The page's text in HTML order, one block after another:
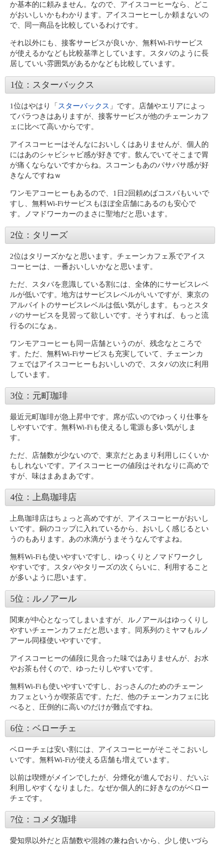
か基本的に頼みません。なので、アイスコーヒーなら、どこ
がおいしいかもわかります。アイスコーヒーしか頼まないの
で、同一商品を比較しているわけです。
それ以外にも、接客サービスが良いか、無料Wi-Fiサービス
が使えるかなども比較基準としています。スタバのように長
居していい雰囲気があるかなども比較しています。
1位：スターバックス
1位はやはり「 スターバックス 」です。店舗やエリアによっ
てバラつきはありますが、接客サービスが他のチェーンカフ
ェに比べて高いからです。
アイスコーヒーはそんなにおいしくはありませんが、個人的
にはあのシャビシャビ感が好きです。飲んでいてそこまで胃
が痛くならないですからね。スコーンもあのパサパサ感が好
きなんですねｗ
ワンモアコーヒーもあるので、1日2回頼めばコスパもいいで
すし、無料Wi-Fiサービスもほぼ全店舗にあるのも安心で
す。ノマドワーカーのまさに聖地だと思います。
2位：タリーズ
2位はタリーズかなと思います。チェーンカフェ系でアイス
コーヒーは、一番おいしいかなと思います。
ただ、スタバを意識している割には、全体的にサービスレベ
ルが低いです。地方はサービスレベルがいいですが、東京の
アルバイトのサービスレベルは低い気がします。もっとスタ
バのサービスを見習って欲しいです。そうすれば、もっと流
行るのになぁ。
ワンモアコーヒーも同一店舗というのが、残念なところで
す。ただ、無料Wi-Fiサービスも充実していて、チェーンカ
フェではアイスコーヒーもおいしいので、スタバの次に利用
しています。
3位：元町珈琲
最近元町珈琲が急上昇中です。席が広いのでゆっくり仕事を
しやすいです。無料Wi-Fiも使えるし電源も多い気がしま
す。
ただ、店舗数が少ないので、東京だとあまり利用しにくいか
もしれないです。アイスコーヒーの値段はそれなりに高めで
すが、味はまあまあです。
4位：上島珈琲店
上島珈琲店はちょっと高めですが、アイスコーヒーがおいし
いです。銅のコップに入れているから、おいしく感じるとい
うのもあります。あの水滴がうまそうなんですよね。
無料Wi-Fiも使いやすいですし、ゆっくりとノマドワークし
やすいです。スタバやタリーズの次くらいに、利用すること
が多いように思います。
5位：ルノアール
関東が中心となってしまいますが、ルノアールはゆっくりし
やすいチェーンカフェだと思います。同系列のミヤマもルノ
アール同様使いやすいです。
アイスコーヒーの値段に見合った味ではありませんが、お水
やお茶も付くので、ゆったりしやすいです。
無料Wi-Fiも使いやすいですし、おっさんのためのチェーン
カフェというか喫茶店です。ただ、他のチェーンカフェに比
べると、圧倒的に高いのだけが難点ですね。
6位：ベローチェ
ベローチェは安い割には、アイスコーヒーがそこそこおいし
いです。無料Wi-Fiが使える店舗も増えています。
以前は喫煙がメインでしたが、分煙化が進んでおり、だいぶ
利用しやすくなりました。なぜか個人的に好きなのがベロー
チェです。
7位：コメダ珈琲
愛知県以外だと店舗数や混雑の兼ね合いから、少し使いづら